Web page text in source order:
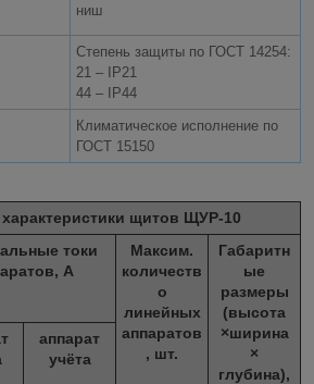
ниш
Степень защиты по ГОСТ 14254:
21 – IP21
44 – IP44
Климатическое исполнение по
ГОСТ 15150
характеристики щитов ЩУР-10
токи
А
Максим.
количеств
о
линейных
аппаратов
, шт.
Габаритн
ые
размеры
(высота
×ширина
×
глубина),
аппарат
учёта